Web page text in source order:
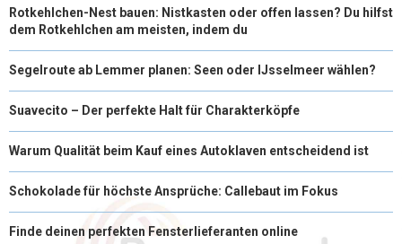
Rotkehlchen-Nest bauen: Nistkasten oder offen lassen? Du hilfst
dem Rotkehlchen am meisten, indem du
Segelroute ab Lemmer planen: Seen oder IJsselmeer wählen?
Suavecito – Der perfekte Halt für Charakterköpfe
Warum Qualität beim Kauf eines Autoklaven entscheidend ist
Schokolade für höchste Ansprüche: Callebaut im Fokus
Finde deinen perfekten Fensterlieferanten online